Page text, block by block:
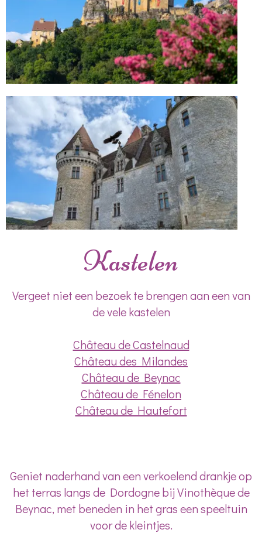
Kastelen
Vergeet niet een bezoek te brengen aan een van
de vele kastelen
Château de Castelnaud
Château des Milandes
Château de Beynac
Château de Fénelon
Château de Hautefort
Geniet naderhand van een verkoelend drankje op
het terras langs de Dordogne bij Vinothèque de
Beynac, met beneden in het gras een speeltuin
voor de kleintjes.